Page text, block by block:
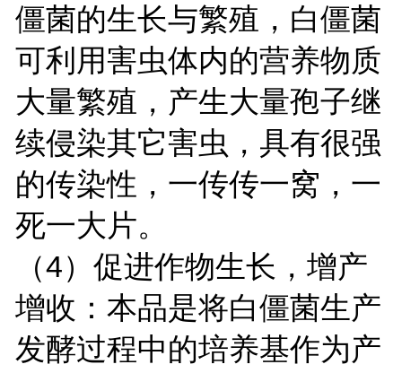
僵菌的生长与繁殖，白僵菌
可利用害虫体内的营养物质
大量繁殖，产生大量孢子继
续侵染其它害虫，具有很强
的传染性，一传传一窝，一
死一大片。
（4）促进作物生长，增产
增收：本品是将白僵菌生产
发酵过程中的培养基作为产